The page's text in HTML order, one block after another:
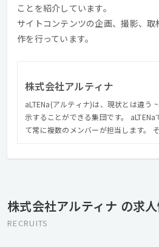
ことを紹介しています。
サイトコンテンツの企画、撮影、
作を行っています。
株式会社アルティナ
aLTENa(アルティナ)は、現状とは違う
示することができる集団です。 aLTENaでは、ひとつの案件に対し
て常に複数のメンバーが担当します。
株式会社アルティナ の求
RECRUITS